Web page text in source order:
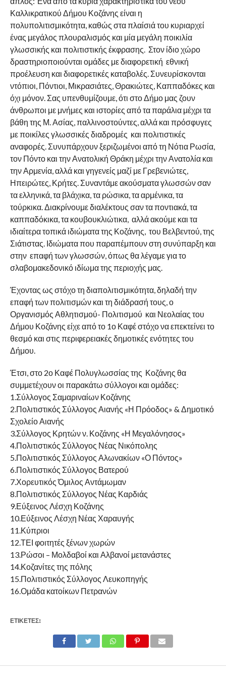
Καλλικρατικού Δήμου Κοζάνης είναι η
πολυπολιτισμικότητα, καθώς στα πλαίσιά του κυριαρχεί
ένας μεγάλος πλουραλισμός και μία μεγάλη ποικιλία
γλωσσικής και πολιτιστικής έκφρασης. Στον ίδιο χώρο
δραστηριοποιούνται ομάδες με διαφορετική εθνική
προέλευση και διαφορετικές καταβολές. Συνευρίσκονται
ντόπιοι, Πόντιοι, Μικρασιάτες, Θρακιώτες, Καππαδόκες και
όχι μόνον. Σας υπενθυμίζουμε, ότι στο Δήμο μας ζουν
άνθρωποι με μνήμες και ιστορίες από τα παράλια μέχρι τα
βάθη της Μ. Ασίας, παλλινοστούντες, αλλά και πρόσφυγες
με ποικίλες γλωσσικές διαδρομές και πολιτιστικές
αναφορές. Συνυπάρχουν ξεριζωμένοι από τη Νότια Ρωσία,
τον Πόντο και την Ανατολική Θράκη μέχρι την Ανατολία και
την Αρμενία, αλλά και γηγενείς μαζί με Γρεβενιώτες,
Ηπειρώτες, Κρήτες. Συναντάμε ακούσματα γλωσσών σαν
τα ελληνικά, τα βλάχικα, τα ρώσικα, τα αρμένικα, τα
τούρκικα. Διακρίνουμε διαλέκτους σαν τα ποντιακά, τα
καππαδόκικα, τα κουβουκλιώτικα, αλλά ακούμε και τα
ιδιαίτερα τοπικά ιδιώματα της Κοζάνης, του Βελβεντού, της
Σιάτιστας. Ιδιώματα που παραπέμπουν στη συνύπαρξη και
στην επαφή των γλωσσών, όπως θα λέγαμε για το
σλαβομακεδονικό ιδίωμα της περιοχής μας.
Έχοντας ως στόχο τη διαπολιτισμικότητα, δηλαδή την
επαφή των πολιτισμών και τη διάδρασή τους, ο
Οργανισμός Αθλητισμού- Πολιτισμού και Νεολαίας του
Δήμου Κοζάνης είχε από το 1ο Καφέ στόχο να επεκτείνει το
θεσμό και στις περιφερειακές δημοτικές ενότητες του
Δήμου.
Έτσι, στο 2ο Καφέ Πολυγλωσσίας της Κοζάνης θα
συμμετέχουν οι παρακάτω σύλλογοι και ομάδες:
1.Σύλλογος Σαμαριναίων Κοζάνης
2.Πολιτιστικός Σύλλογος Αιανής «Η Πρόοδος» & Δημοτικό
Σχολείο Αιανής
3.Σύλλογος Κρητών ν. Κοζάνης «Η Μεγαλόνησος»
4.Πολιτιστικός Σύλλογος Νέας Νικόπολης
5.Πολιτιστικός Σύλλογος Αλωνακίων «Ο Πόντος»
6.Πολιτιστικός Σύλλογος Βατερού
7.Χορευτικός Όμιλος Αντάμωμαν
8.Πολιτιστικός Σύλλογος Νέας Καρδιάς
9.Εύξεινος Λέσχη Κοζάνης
10.Εύξεινος Λέσχη Νέας Χαραυγής
11.Κύπριοι
12.ΤΕΙ φοιτητές ξένων χωρών
13.Ρώσοι – Μολδαβοί και Αλβανοί μετανάστες
14.Κοζανίτες της πόλης
15.Πολιτιστικός Σύλλογος Λευκοπηγής
16.Ομάδα κατοίκων Πετρανών
ΕΤΙΚΕΤΕΣ: